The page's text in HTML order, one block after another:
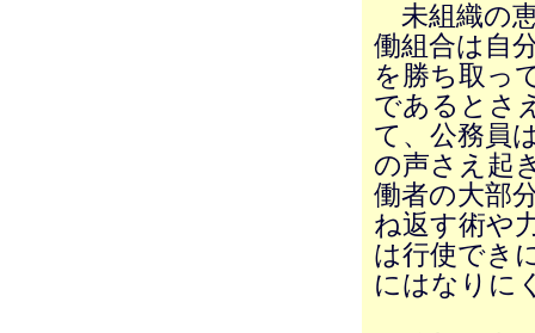
未組織の
働組合は自
を勝ち取っ
であるとさ
て、公務員
の声さえ起
働者の大部
ね返す術や
は行使でき
にはなりに